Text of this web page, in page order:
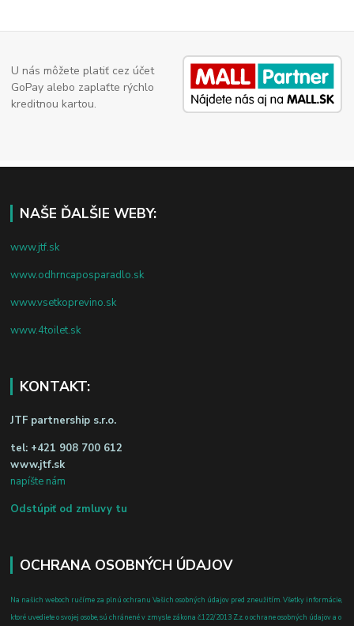
U nás môžete platiť cez účet
GoPay alebo zaplaťte rýchlo
kreditnou kartou.
NAŠE ĎALŠIE WEBY:
www.jtf.sk
www.odhrncaposparadlo.sk
www.vsetkoprevino.sk
www.4toilet.sk
KONTAKT:
JTF partnership s.r.o.
tel: +421 908 700 612
www.jtf.sk
napíšte nám
Odstúpiť od zmluvy tu
OCHRANA OSOBNÝCH ÚDAJOV
Na našich weboch ručíme za plnú ochranu Vašich osobných údajov pred zneužitím. Všetky informácie,
ktoré uvediete o svojej osobe, sú chránené v zmysle zákona č.122/2013 Z.z. o ochrane osobných údajov a o